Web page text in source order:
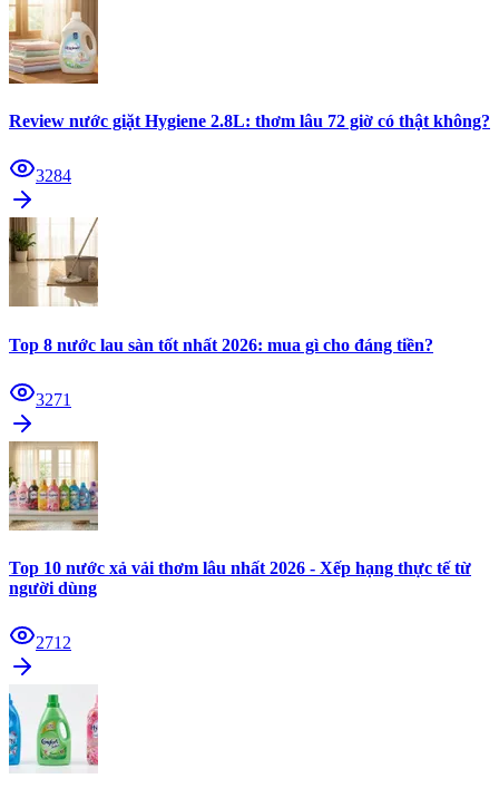
Review nước giặt Hygiene 2.8L: thơm lâu 72 giờ có thật không?
3284
Top 8 nước lau sàn tốt nhất 2026: mua gì cho đáng tiền?
3271
Top 10 nước xả vải thơm lâu nhất 2026 - Xếp hạng thực tế từ
người dùng
2712